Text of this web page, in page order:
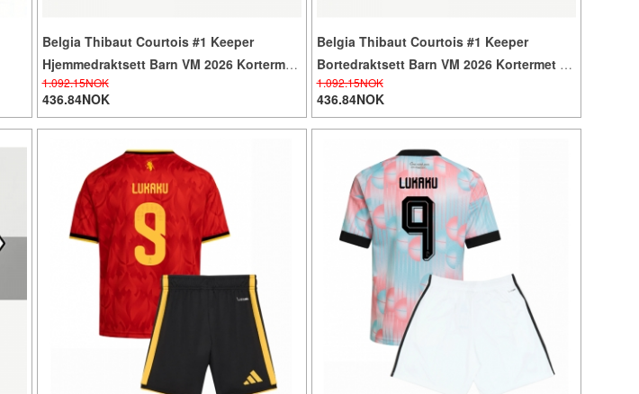
Belgia Thibaut Courtois #1 Keeper
Hjemmedraktsett Barn VM 2026 Kortermet
(+ Korte bukser)
1.092.15NOK
436.84NOK
Belgia Thibaut Courtois #1 Keeper
Bortedraktsett Barn VM 2026 Kortermet (+
Korte bukser)
1.092.15NOK
436.84NOK